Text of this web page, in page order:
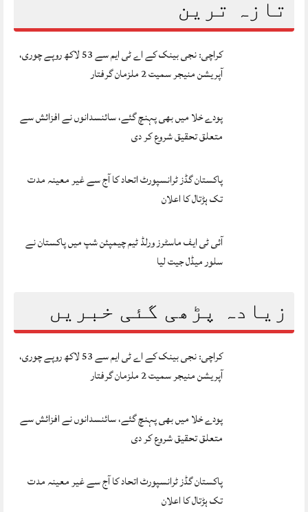
تازہ ترین
کراچی: نجی بینک کے اے ٹی ایم سے 53 لاکھ روپے چوری،
آپریشن منیجر سمیت 2 ملزمان گرفتار
پودے خلا میں بھی پہنچ گئے، سائنسدانوں نے افزائش سے
متعلق تحقیق شروع کر دی
پاکستان گڈز ٹرانسپورٹ اتحاد کا آج سے غیر معینہ مدت
تک ہڑتال کا اعلان
آئی ٹی ایف ماسٹرز ورلڈ ٹیم چیمپئن شپ میں پاکستان نے
سلور میڈل جیت لیا
زیادہ پڑھی گئی خبریں
کراچی: نجی بینک کے اے ٹی ایم سے 53 لاکھ روپے چوری،
آپریشن منیجر سمیت 2 ملزمان گرفتار
پودے خلا میں بھی پہنچ گئے، سائنسدانوں نے افزائش سے
متعلق تحقیق شروع کر دی
پاکستان گڈز ٹرانسپورٹ اتحاد کا آج سے غیر معینہ مدت
تک ہڑتال کا اعلان